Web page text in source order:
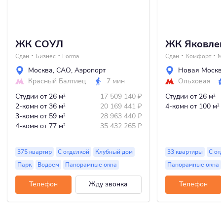
ЖК СОУЛ
Сдан Бизнес Forma
Москва, САО, Аэропорт
Красный Балтиец
7 мин
Студии от 26 м2 17 509 140 ₽
2-комн от 36 м2 20 169 441 ₽
3-комн от 59 м2 28 963 440 ₽
4-комн от 77 м2 35 432 265 ₽
375 квартир С отделкой
Клубный дом
Парк
Водоем Панорамные окна
Телефон Жду звонка
ЖК
Сдан Комфорт
Новая
Ольховая
Студии от 26 м2
4-комн от 100 м2
33 квартиры
С
Панорамные окна
Телефон